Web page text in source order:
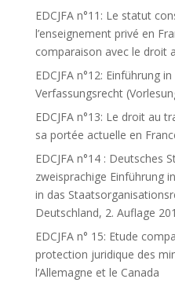
EDCJFA n°11: Le statut
l’enseignement privé en
comparaison avec le droit
EDCJFA n°12: Einführung
Verfassungsrecht
EDCJFA n°13: Le droit au
sa portée actuelle en
EDCJFA n°14 : Deutsches
zweisprachige Einführung
in das
Deutschland, 2. Auflage
EDCJFA n° 15: Etude
protection juridique des
l’Allemagne et le Canada